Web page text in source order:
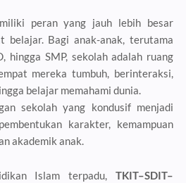
peran yang jauh lebih besar
belajar. Bagi anak-anak, terutama
hingga SMP, sekolah adalah ruang
mereka tumbuh, berinteraksi,
belajar memahami dunia.
sekolah yang kondusif menjadi
karakter, kemampuan
akademik anak.
Islam terpadu,TKIT–SDIT–